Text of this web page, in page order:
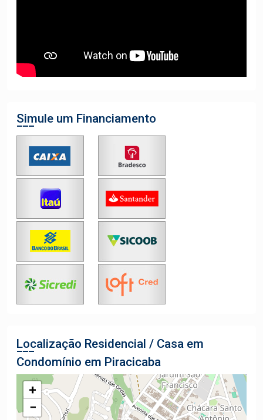
Simule um Financiamento
Localização Residencial / Casa em
Condomínio em Piracicaba
+
−